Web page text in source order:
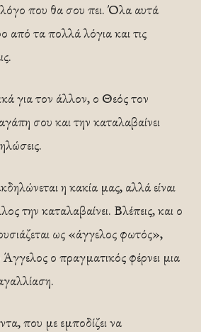
που θα σου πει. Όλα αυτά
από τα πολλά λόγια και τις
για τον άλλον, ο Θεός τον
σου και την καταλαβαίνει
η κακία μας, αλλά είναι
την καταλαβαίνει. Βλέπεις, και ο
ως «άγγελος φωτός»,
Άγγελος ο πραγματικός φέρνει μια
που με εμποδίζει να